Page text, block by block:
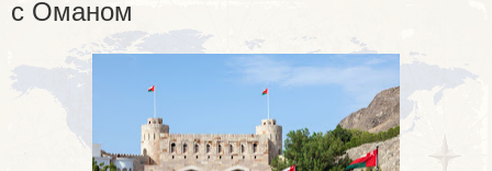
с Оманом